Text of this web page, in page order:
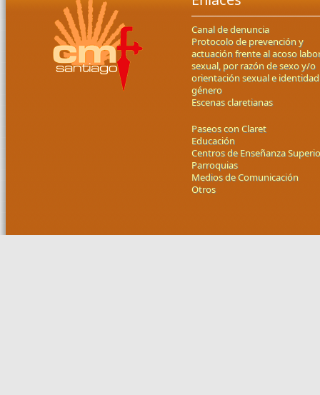
Canal de denuncia
Protocolo de prevención y
actuación frente al acoso
sexual, por razón de sexo y/o
orientación sexual e
género
Escenas claretianas
Paseos con Claret
Educación
Centros de Enseñanza
Parroquias
Medios de Comunicación
Otros